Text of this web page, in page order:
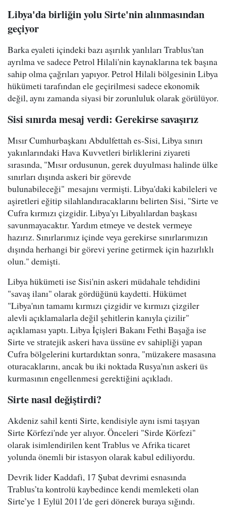
Libya'da birliğin yolu Sirte'nin alınmasından
geçiyor
Barka eyaleti içindeki bazı aşırılık yanlıları Trablus'tan
ayrılma ve sadece Petrol Hilali'nin kaynaklarına tek başına
sahip olma çağrıları yapıyor. Petrol Hilali bölgesinin Libya
hükümeti tarafından ele geçirilmesi sadece ekonomik
değil, aynı zamanda siyasi bir zorunluluk olarak görülüyor.
Sisi sınırda mesaj verdi: Gerekirse savaşırız
Mısır Cumhurbaşkanı Abdulfettah es-Sisi, Libya sınırı
yakınlarındaki Hava Kuvvetleri birliklerini ziyareti
sırasında, "Mısır ordusunun, gerek duyulması halinde ülke
sınırları dışında askeri bir görevde
bulunabileceği" mesajını vermişti. Libya'daki kabileleri ve
aşiretleri eğitip silahlandıracaklarını belirten Sisi, "Sirte ve
Cufra kırmızı çizgidir. Libya'yı Libyalılardan başkası
savunmayacaktır. Yardım etmeye ve destek vermeye
hazırız. Sınırlarımız içinde veya gerekirse sınırlarımızın
dışında herhangi bir görevi yerine getirmek için hazırlıklı
olun." demişti.
Libya hükümeti ise Sisi'nin askeri müdahale tehdidini
"savaş ilanı" olarak gördüğünü kaydetti. Hükümet
"Libya'nın tamamı kırmızı çizgidir ve kırmızı çizgiler
alevli açıklamalarla değil şehitlerin kanıyla çizilir"
açıklaması yaptı. Libya İçişleri Bakanı Fethi Başağa ise
Sirte ve stratejik askeri hava üssüne ev sahipliği yapan
Cufra bölgelerini kurtardıktan sonra, "müzakere masasına
oturacaklarını, ancak bu iki noktada Rusya'nın askeri üs
kurmasının engellenmesi gerektiğini açıkladı.
Sirte nasıl değiştirdi?
Akdeniz sahil kenti Sirte, kendisiyle aynı ismi taşıyan
Sirte Körfezi'nde yer alıyor. Önceleri "Sirde Körfezi"
olarak isimlendirilen kent Trablus ve Afrika ticaret
yolunda önemli bir istasyon olarak kabul ediliyordu.
Devrik lider Kaddafi, 17 Şubat devrimi esnasında
Trablus’ta kontrolü kaybedince kendi memleketi olan
Sirte’ye 1 Eylül 2011'de geri dönerek buraya sığındı.